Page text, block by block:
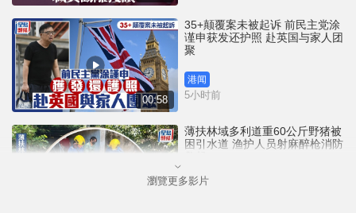
00:58
35+颠覆案未被起诉 前民主党涂
谨申获发还护照 赴英国与家人团
聚
港闻
5小时前
薄扶林域多利道重60公斤野猪被
困引水道 渔护人员射麻醉枪消防
港闻
瀏覽更多影片